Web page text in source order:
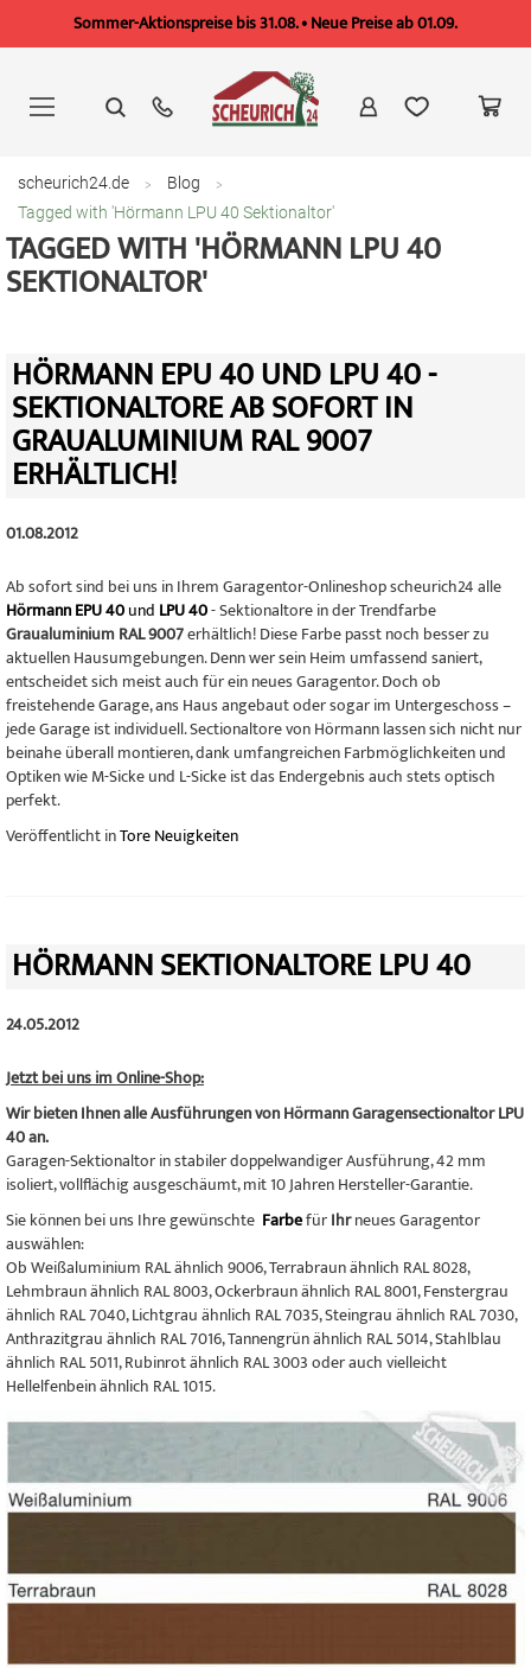
Sommer-Aktionspreise bis 31.08. • Neue Preise ab 01.09.
springen
scheurich24.de
Blog
Tagged with 'Hörmann LPU 40 Sektionaltor'
TAGGED WITH 'HÖRMANN LPU 40
SEKTIONALTOR'
HÖRMANN EPU 40 UND LPU 40 -
SEKTIONALTORE AB SOFORT IN
GRAUALUMINIUM RAL 9007
ERHÄLTLICH!
01.08.2012
Ab sofort sind bei uns in Ihrem Garagentor-Onlineshop scheurich24 alle
Hörmann EPU 40und LPU 40- Sektionaltore in der Trendfarbe
Graualuminium RAL 9007erhältlich! Diese Farbe passt noch besser zu
aktuellen Hausumgebungen. Denn wer sein Heim umfassend saniert,
entscheidet sich meist auch für ein neues Garagentor. Doch ob
freistehende Garage, ans Haus angebaut oder sogar im Untergeschoss –
jede Garage ist individuell. Sectionaltore von Hörmann lassen sich nicht nur
beinahe überall montieren, dank umfangreichen Farbmöglichkeiten und
Optiken wie M-Sicke und L-Sicke ist das Endergebnis auch stets optisch
perfekt.
Veröffentlicht inTore Neuigkeiten
HÖRMANN SEKTIONALTORE LPU 40
24.05.2012
Jetzt bei uns im Online-Shop:
Wir bieten Ihnen alle Ausführungen von Hörmann Garagensectionaltor LPU
40 an.
Garagen-Sektionaltor in stabiler doppelwandiger Ausführung, 42 mm
isoliert, vollflächig ausgeschäumt, mit 10 Jahren Hersteller-Garantie.
Sie können bei uns Ihre gewünschte FarbefürIhrneues Garagentor
auswählen:
Ob Weißaluminium RAL ähnlich 9006, Terrabraun ähnlich RAL 8028,
Lehmbraun ähnlich RAL 8003, Ockerbraun ähnlich RAL 8001, Fenstergrau
ähnlich RAL 7040, Lichtgrau ähnlich RAL 7035, Steingrau ähnlich RAL 7030,
Anthrazitgrau ähnlich RAL 7016, Tannengrün ähnlich RAL 5014, Stahlblau
ähnlich RAL 5011, Rubinrot ähnlich RAL 3003 oder auch vielleicht
Hellelfenbein ähnlich RAL 1015.